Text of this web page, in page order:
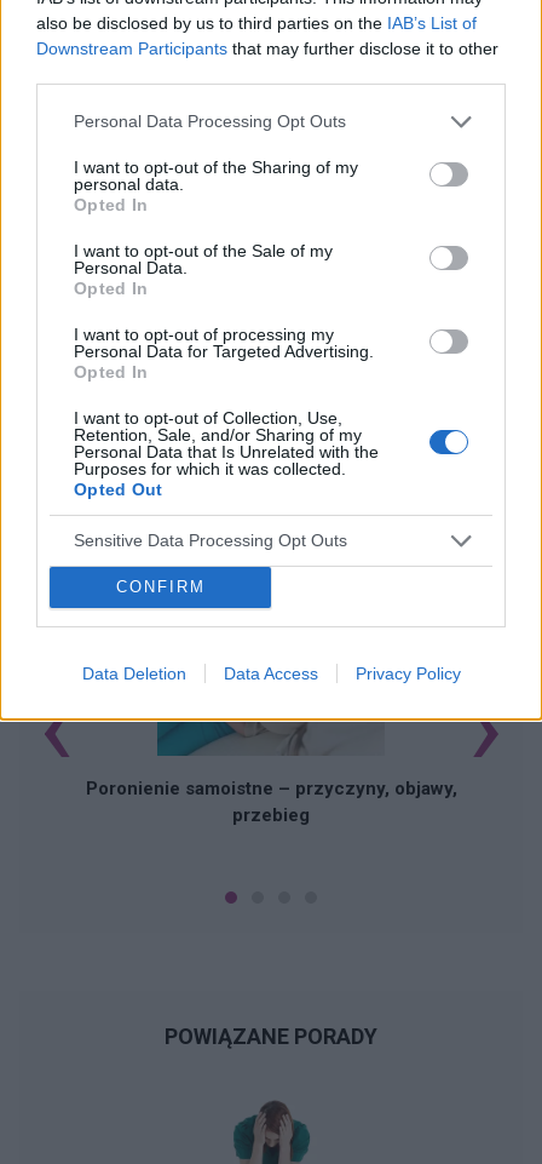
also be disclosed by us to third parties on the IAB’s List of
Downstream Participants that may further disclose it to other
Personal Data Processing Opt Outs
I want to opt-out of the Sharing of my
personal data.
Opted In
I want to opt-out of the Sale of my
Personal Data.
Opted In
I want to opt-out of processing my
Personal Data for Targeted Advertising.
Opted In
I want to opt-out of Collection, Use,
Retention, Sale, and/or Sharing of my
Personal Data that Is Unrelated with the
Purposes for which it was collected.
Opted Out
Sensitive Data Processing Opt Outs
CONFIRM
Data Deletion Data Access Privacy Policy
Reklama:
POWIĄZANE ARTYKUŁY
Poronienie samoistne – przyczyny, objawy,
przebieg
‹ ›
POWIĄZANE PORADY